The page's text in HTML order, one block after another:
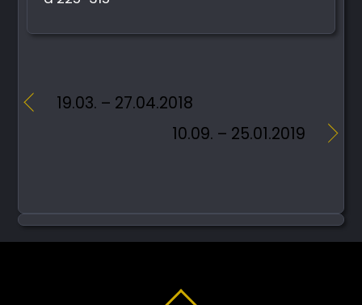
19.03. – 27.04.2018
10.09. – 25.01.2019